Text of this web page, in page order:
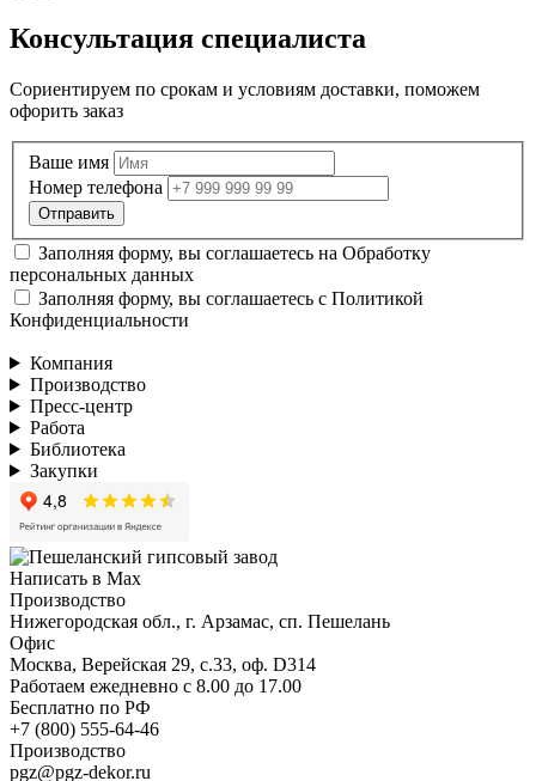
Консультация специалиста
Сориентируем по срокам и условиям доставки, поможем
офорить заказ
Ваше имя
Номер телефона
Заполняя форму, вы соглашаетесь на Обработку
персональных данных
Заполняя форму, вы соглашаетесь с Политикой
Конфиденциальности
Компания
Производство
Пресс-центр
Работа
Библиотека
Закупки
Написать в Max
Производство
Нижегородская обл., г. Арзамас, сп. Пешелань
Офис
Москва, Верейская 29, с.33, оф. D314
Работаем ежедневно с 8.00 до 17.00
Бесплатно по РФ
+7 (800) 555-64-46
Производство
pgz@pgz-dekor.ru